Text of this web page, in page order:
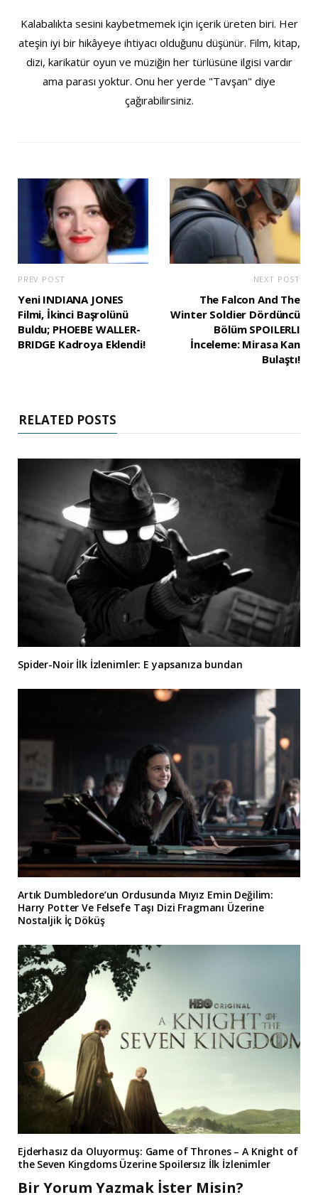
Kalabalıkta sesini kaybetmemek için içerik üreten biri. Her
ateşin iyi bir hikâyeye ihtiyacı olduğunu düşünür. Film, kitap,
dizi, karikatür oyun ve müziğin her türlüsüne ilgisi vardır
ama parası yoktur. Onu her yerde "Tavşan" diye
çağırabilirsiniz.
PREV POST
Yeni INDIANA JONES
Filmi, İkinci Başrolünü
Buldu; PHOEBE WALLER-
BRIDGE Kadroya Eklendi!
NEXT POST
The Falcon And The
Winter Soldier Dördüncü
Bölüm SPOILERLI
İnceleme: Mirasa Kan
Bulaştı!
RELATED POSTS
Spider-Noir İlk İzlenimler: E yapsanıza bundan
Artık Dumbledore’un Ordusunda Mıyız Emin Değilim:
Harry Potter Ve Felsefe Taşı Dizi Fragmanı Üzerine
Nostaljik İç Döküş
Ejderhasız da Oluyormuş: Game of Thrones – A Knight of
the Seven Kingdoms Üzerine Spoilersız İlk İzlenimler
Bir Yorum Yazmak İster Misin?